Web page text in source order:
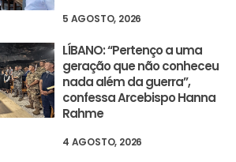
5 AGOSTO, 2026
LÍBANO: “Pertenço a uma
geração que não conheceu
nada além da guerra”,
confessa Arcebispo Hanna
Rahme
4 AGOSTO, 2026